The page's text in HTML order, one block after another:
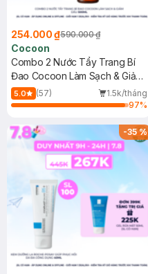
254.000 ₫590.000 ₫
Cocoon
Combo 2 Nước Tẩy Trang Bí
Đao Cocoon Làm Sạch & Giảm
Dầu 500ml
5.0 (57)
1.5k/tháng
97%
-35%